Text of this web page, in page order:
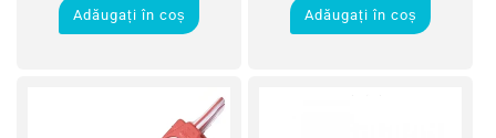
Adăugați în coș Adăugați în coș